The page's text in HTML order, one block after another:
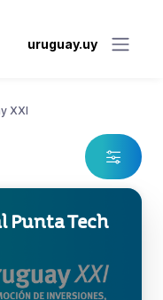
uruguay.uy
XXI
Punta Tech